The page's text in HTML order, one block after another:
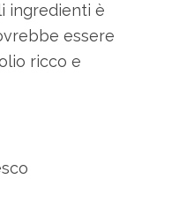
ingredienti è
essere
ricco e